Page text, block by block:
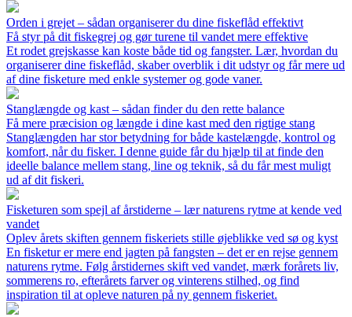
Orden i grejet – sådan organiserer du dine fiskeflåd effektivt
Få styr på dit fiskegrej og gør turene til vandet mere effektive
Et rodet grejskasse kan koste både tid og fangster. Lær, hvordan du
organiserer dine fiskeflåd, skaber overblik i dit udstyr og får mere ud
af dine fisketure med enkle systemer og gode vaner.
Stanglængde og kast – sådan finder du den rette balance
Få mere præcision og længde i dine kast med den rigtige stang
Stanglængden har stor betydning for både kastelængde, kontrol og
komfort, når du fisker. I denne guide får du hjælp til at finde den
ideelle balance mellem stang, line og teknik, så du får mest muligt
ud af dit fiskeri.
Fisketuren som spejl af årstiderne – lær naturens rytme at kende ved
vandet
Oplev årets skiften gennem fiskeriets stille øjeblikke ved sø og kyst
En fisketur er mere end jagten på fangsten – det er en rejse gennem
naturens rytme. Følg årstidernes skift ved vandet, mærk forårets liv,
sommerens ro, efterårets farver og vinterens stilhed, og find
inspiration til at opleve naturen på ny gennem fiskeriet.